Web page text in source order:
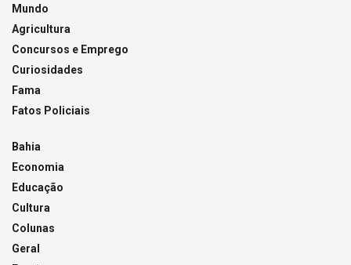
Mundo
Agricultura
Concursos e Emprego
Curiosidades
Fama
Fatos Policiais
Bahia
Economia
Educação
Cultura
Colunas
Geral